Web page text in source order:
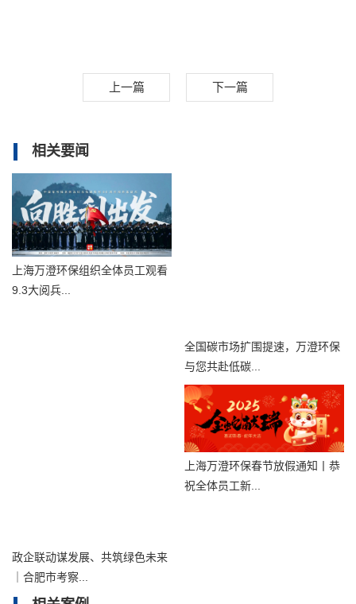
上一篇 下一篇
相关要闻
上海万澄环保组织全体员工观看
9.3大阅兵...
政企联动谋发展、共筑绿色未来